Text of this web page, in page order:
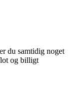
du samtidig noget
og billigt